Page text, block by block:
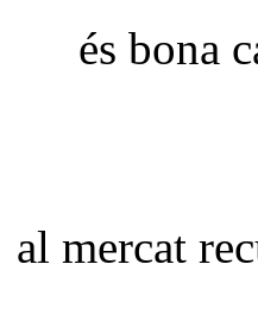
és bona
al mercat